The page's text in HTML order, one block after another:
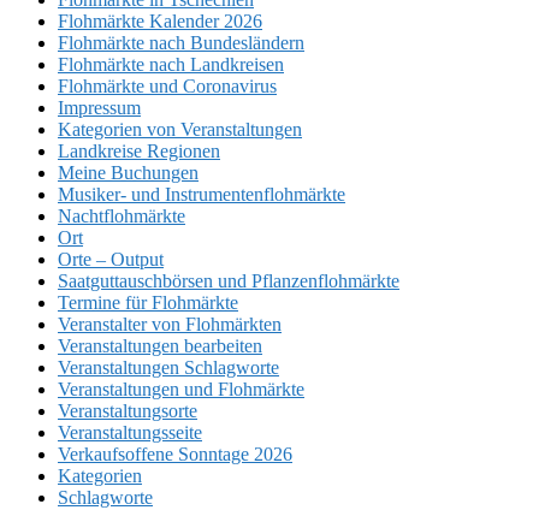
Flohmärkte Kalender 2026
Flohmärkte nach Bundesländern
Flohmärkte nach Landkreisen
Flohmärkte und Coronavirus
Impressum
Kategorien von Veranstaltungen
Landkreise Regionen
Meine Buchungen
Musiker- und Instrumentenflohmärkte
Nachtflohmärkte
Ort
Orte – Output
Saatguttauschbörsen und Pflanzenflohmärkte
Termine für Flohmärkte
Veranstalter von Flohmärkten
Veranstaltungen bearbeiten
Veranstaltungen Schlagworte
Veranstaltungen und Flohmärkte
Veranstaltungsorte
Veranstaltungsseite
Verkaufsoffene Sonntage 2026
Kategorien
Schlagworte